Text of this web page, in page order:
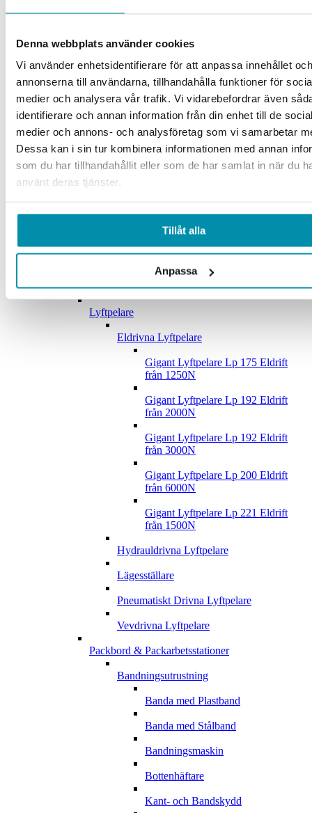
Denna webbplats använder cookies
Vi använder enhetsidentifierare för att anpassa innehållet och
annonserna till användarna, tillhandahålla funktioner för
medier och analysera vår trafik. Vi vidarebefordrar även
identifierare och annan information från din enhet till de
medier och annons- och analysföretag som vi samarbetar
Dessa kan i sin tur kombinera informationen med annan
som du har tillhandahållit eller som de har samlat in när du
använt deras tjänster.
Tillåt alla
Anpassa
Golvställ
Kontor och Lunchrumsmöbler
Anslagstavlor
Datortillbehör
Konferensrum
Kontorsrum
Lunchrum
Whiteboard
Verktygspaneler
Lyftpelare
Eldrivna Lyftpelare
Gigant Lyftpelare Lp 175 Eldrift
från 1250N
Gigant Lyftpelare Lp 192 Eldrift
från 2000N
Gigant Lyftpelare Lp 192 Eldrift
från 3000N
Gigant Lyftpelare Lp 200 Eldrift
från 6000N
Gigant Lyftpelare Lp 221 Eldrift
från 1500N
Hydrauldrivna Lyftpelare
Lägesställare
Pneumatiskt Drivna Lyftpelare
Vevdrivna Lyftpelare
Packbord & Packarbetsstationer
Bandningsutrustning
Banda med Plastband
Banda med Stålband
Bandningsmaskin
Bottenhäftare
Kant- och Bandskydd